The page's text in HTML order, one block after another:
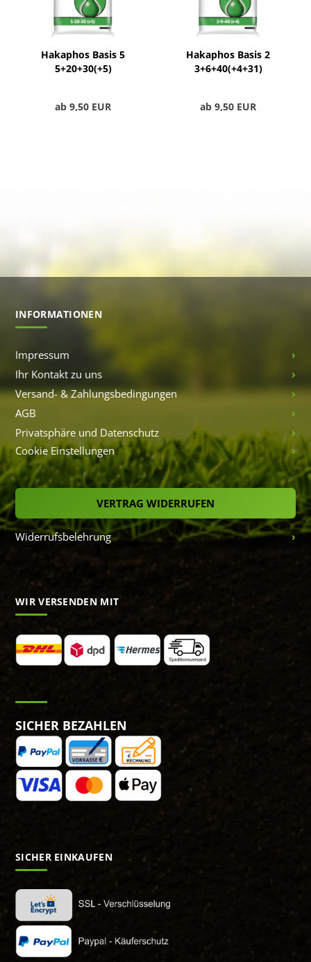
Hakaphos Basis 5
5+20+30(+5)
ab 9,50 EUR
Hakaphos Basis 2
3+6+40(+4+31)
ab 9,50 EUR
INFORMATIONEN
Impressum
Ihr Kontakt zu uns
Versand- & Zahlungsbedingungen
AGB
Privatsphäre und Datenschutz
Cookie Einstellungen
VERTRAG WIDERRUFEN
Widerrufsbelehrung
WIR VERSENDEN MIT
SICHER BEZAHLEN
SICHER EINKAUFEN